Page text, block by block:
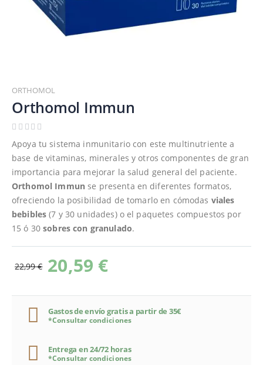
al
comienzo
de
la
galería
de
imágenes
ORTHOMOL
Orthomol Immun
Apoya tu sistema inmunitario con este multinutriente a
base de vitaminas, minerales y otros componentes de gran
importancia para mejorar la salud general del paciente.
Orthomol Immun se presenta en diferentes formatos,
ofreciendo la posibilidad de tomarlo en cómodas viales
bebibles (7 y 30 unidades) o el paquetes compuestos por
15 ó 30sobres con granulado.
20,59 €
22,99 €
Gastos de envío gratis a partir de 35€
*Consultar condiciones
Entrega en 24/72 horas
*Consultar condiciones